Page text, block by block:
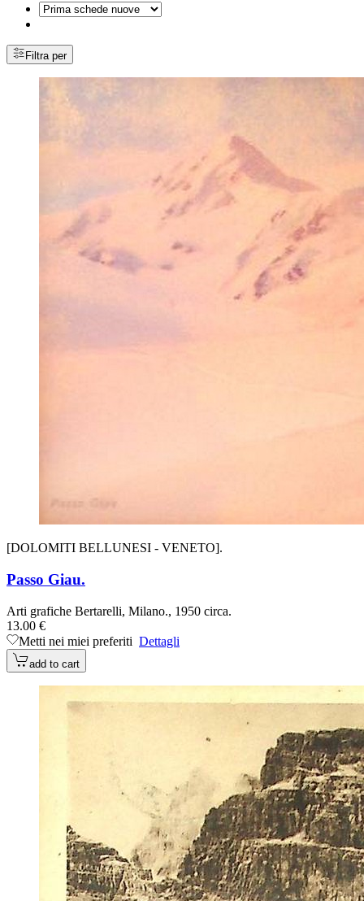
Filtra per
[DOLOMITI BELLUNESI - VENETO].
Passo Giau.
Arti grafiche Bertarelli, Milano., 1950 circa.
13.00 €
Metti nei miei preferiti Dettagli
add to cart